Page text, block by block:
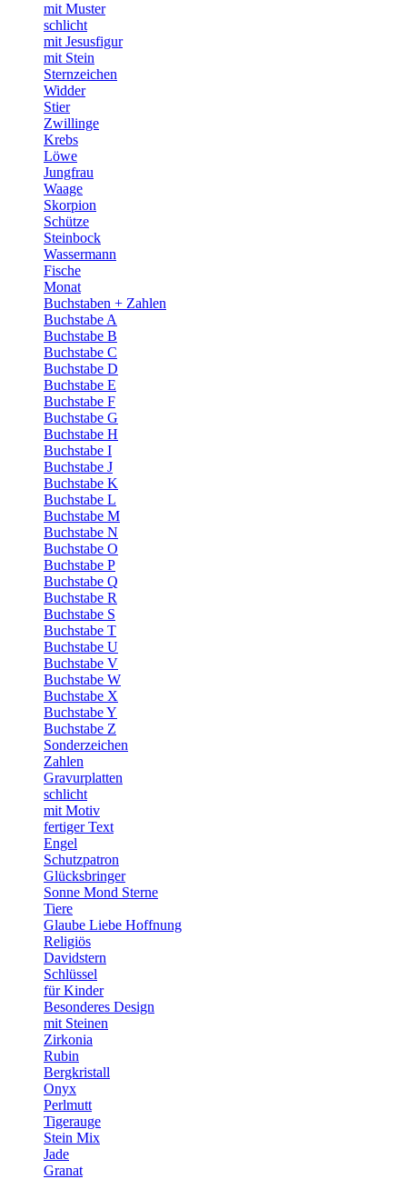
mit Muster
schlicht
mit Jesusfigur
mit Stein
Sternzeichen
Widder
Stier
Zwillinge
Krebs
Löwe
Jungfrau
Waage
Skorpion
Schütze
Steinbock
Wassermann
Fische
Monat
Buchstaben + Zahlen
Buchstabe A
Buchstabe B
Buchstabe C
Buchstabe D
Buchstabe E
Buchstabe F
Buchstabe G
Buchstabe H
Buchstabe I
Buchstabe J
Buchstabe K
Buchstabe L
Buchstabe M
Buchstabe N
Buchstabe O
Buchstabe P
Buchstabe Q
Buchstabe R
Buchstabe S
Buchstabe T
Buchstabe U
Buchstabe V
Buchstabe W
Buchstabe X
Buchstabe Y
Buchstabe Z
Sonderzeichen
Zahlen
Gravurplatten
schlicht
mit Motiv
fertiger Text
Engel
Schutzpatron
Glücksbringer
Sonne Mond Sterne
Tiere
Glaube Liebe Hoffnung
Religiös
Davidstern
Schlüssel
für Kinder
Besonderes Design
mit Steinen
Zirkonia
Rubin
Bergkristall
Onyx
Perlmutt
Tigerauge
Stein Mix
Jade
Granat